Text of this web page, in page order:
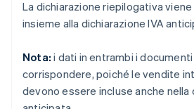
La dichiarazione riepilogativa
insieme alla dichiarazione IVA
Nota: i dati in entrambi i
corrispondere, poiché le vendite
devono essere incluse anche nella